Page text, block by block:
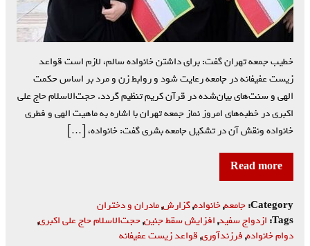
خطیب جمعه تهران گفت: برای داشتن خانواده سالم، لازم است قواعد
زیست عفیفانه در جامعه رعایت شود و روابط زن و مرد بر اساس حکمت
الهی و سنت‌های بیان‌شده در قرآن کریم تنظیم گردد. حجت‌الاسلام حاج علی
اکبری در خطبه‌های امروز نماز جمعه تهران با اشاره به ماهیت الهی و فطری
خانواده ونقش آن در تشکیل جامعه بشری گفت: خانواده، […]
Read more
Category: جامعه,خانواده,گزارش,مادران و دختران
Tags: ازدواج سفید,افزایش سقط جنین,حجت‌الاسلام حاج علی اکبری,
دوام خانواده,فرزندآوری,قواعد زیست عفیفانه